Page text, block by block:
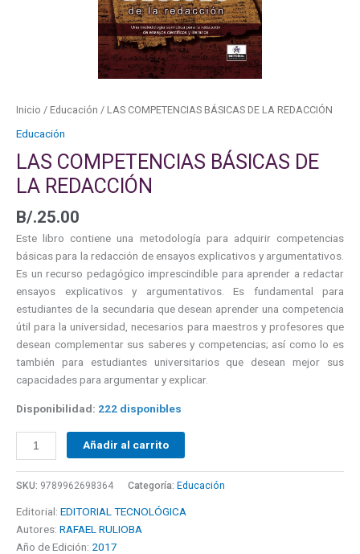
Inicio / Educación / LAS COMPETENCIAS BÁSICAS DE LA REDACCIÓN
Educación
LAS COMPETENCIAS BÁSICAS DE
LA REDACCIÓN
B/.25.00
Este libro contiene una metodología para adquirir competencias
básicas para la redacción de ensayos explicativos y argumentativos.
Es un recurso pedagógico imprescindible para aprender a redactar
ensayos explicativos y argumentativos. Es fundamental para
estudiantes de la secundaria que desean aprender una competencia
útil para la universidad, necesarios para maestros y profesores que
desean complementar sus saberes y competencias; así como lo es
también para estudiantes universitarios que desean mejor sus
capacidades para argumentar y explicar.
Disponibilidad: 222 disponibles
Añadir al carrito
SKU: 9789962698364 Categoría: Educación
Editorial: EDITORIAL TECNOLÓGICA
Autores: RAFAEL RULIOBA
Año de Edición: 2017